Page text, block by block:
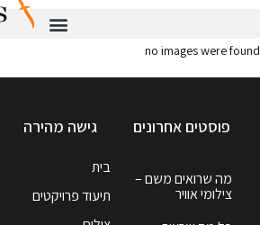
no images were found
פוסטים אחרונים
מה שרואים משם –
צילומי אוויר
גישה מהירה
בית
תיעוד פרויקטים